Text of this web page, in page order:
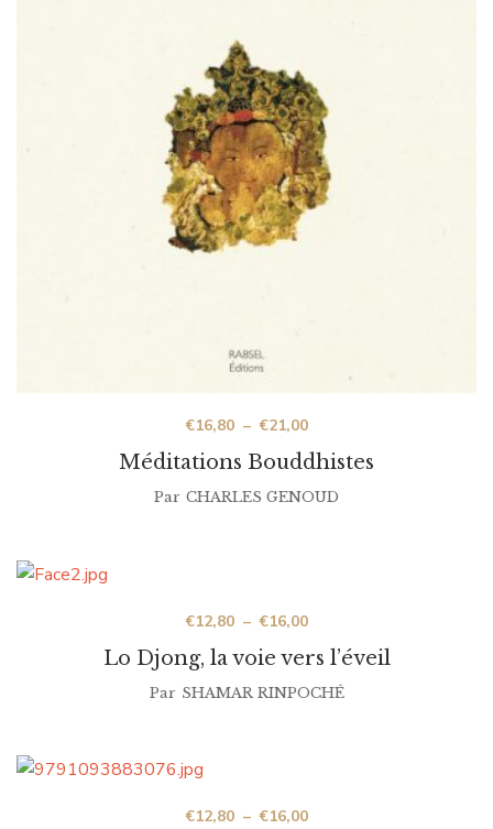
Méditations Bouddhistes
€16,80 – €21,00
Par CHARLES GENOUD
Lo Djong, la voie vers l’éveil
€12,80 – €16,00
Par SHAMAR RINPOCHÉ
€12,80 – €16,00